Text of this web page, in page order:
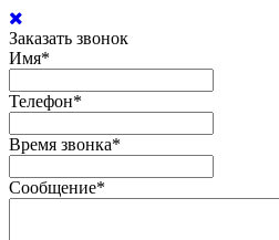
Заказать звонок
Имя*
Телефон*
Время звонка*
Сообщение*